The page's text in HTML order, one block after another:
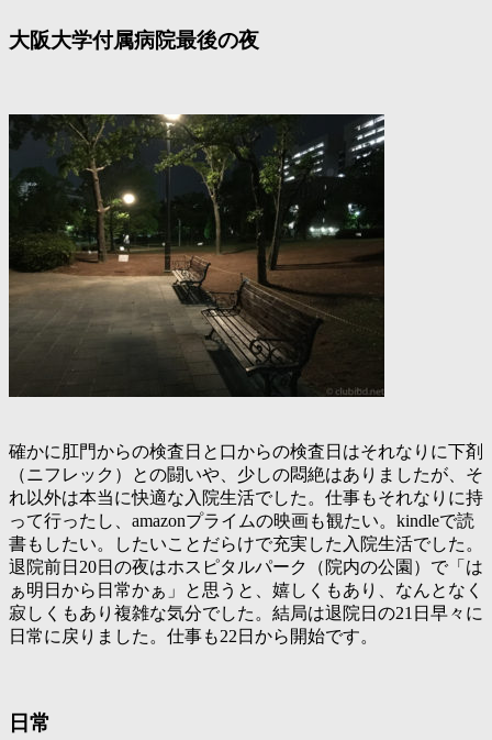
大阪大学付属病院最後の夜
確かに肛門からの検査日と口からの検査日はそれなりに下剤
（ニフレック）との闘いや、少しの悶絶はありましたが、そ
れ以外は本当に快適な入院生活でした。仕事もそれなりに持
って行ったし、amazonプライムの映画も観たい。kindleで読
書もしたい。したいことだらけで充実した入院生活でした。
退院前日20日の夜はホスピタルパーク（院内の公園）で「は
ぁ明日から日常かぁ」と思うと、嬉しくもあり、なんとなく
寂しくもあり複雑な気分でした。結局は退院日の21日早々に
日常に戻りました。仕事も22日から開始です。
日常